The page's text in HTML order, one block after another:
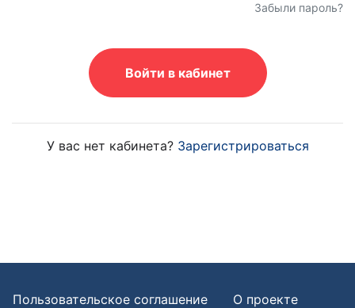
Забыли пароль?
Войти в кабинет
У вас нет кабинета? Зарегистрироваться
Пользовательское соглашение
О проекте